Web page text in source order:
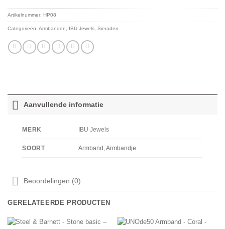
Artikelnummer: HP08
Categorieën: Armbanden IBU Jewels Sieraden
Aanvullende informatie
MERK IBU Jewels
SOORT Armband, Armbandje
Beoordelingen (0)
GERELATEERDE PRODUCTEN